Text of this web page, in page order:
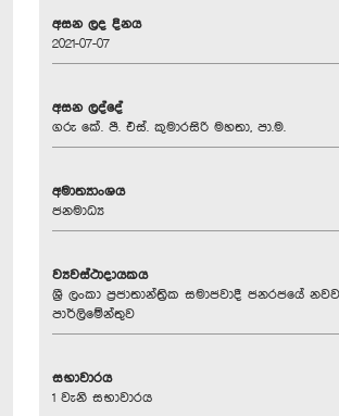
අසන ලද දිනය
2021-07-07
අසන ලද්දේ
ගරු කේ. පී. එස්. කුමාරසිරි මහතා, පා.ම.
අමාත්‍යාංශය
ජනමාධ්‍ය
ව්‍යවස්ථාදායකය
ශ්‍රී ලංකා ප්‍රජාතාන්ත්‍රික සමාජවාදී ජනරජයේ
පාර්ලිමේන්තුව
සභාවාරය
1 වැනි සභාවාරය